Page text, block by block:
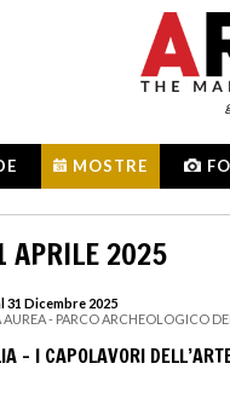
MOSTRE
APRILE 2025
31 Dicembre 2025
AUREA - PARCO ARCHEOLOGICO
– I CAPOLAVORI